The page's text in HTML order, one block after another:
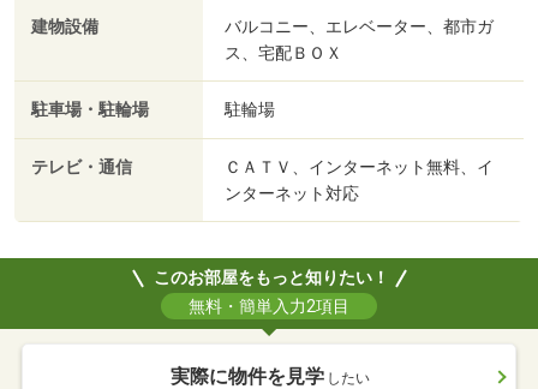
建物設備
バルコニー、エレベーター、都市ガ
ス、宅配ＢＯＸ
駐車場・駐輪場 駐輪場
テレビ・通信
ＣＡＴＶ、インターネット無料、イ
ンターネット対応
このお部屋をもっと知りたい！
無料・簡単入力2項目
実際に物件を見学 したい